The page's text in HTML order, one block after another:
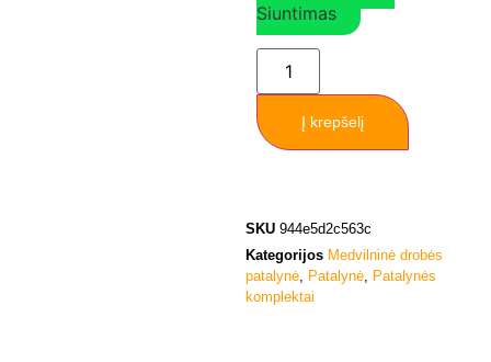
Siuntimas
Į krepšelį
SKU 944e5d2c563c
Kategorijos Medvilninė drobės
patalynė, Patalynė, Patalynės
komplektai